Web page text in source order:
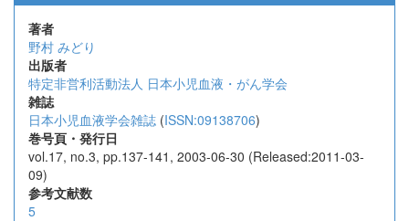
著者
野村 みどり
出版者
特定非営利活動法人 日本小児血液・がん学会
雑誌
日本小児血液学会雑誌 (ISSN:09138706)
巻号頁・発行日
vol.17, no.3, pp.137-141, 2003-06-30 (Released:2011-03-
09)
参考文献数
5